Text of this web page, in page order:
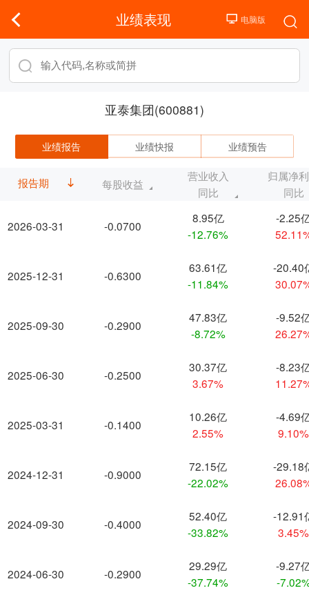
业绩表现
亚泰集团(600881)
业绩报告 业绩快报 业绩预告
报告期
2026-03-31
2025-12-31
2025-09-30
2025-06-30
2025-03-31
2024-12-31
2024-09-30
2024-06-30
每股收益
营业收入
同比
归属净
同比
-0.0700
8.95亿
-12.76%
-2.25
-0.6300
63.61亿
-11.84%
-20.40
-0.2900
47.83亿
-8.72%
-9.52
-0.2500
30.37亿
3.67%
-8.23
-0.1400
10.26亿
2.55%
-4.69
9.10%
-0.9000
72.15亿
-22.02%
-29.18
-0.4000
52.40亿
-33.82%
-12.91
3.45%
-0.2900
29.29亿
-37.74%
-9.27
-